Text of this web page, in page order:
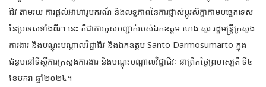
ជីវៈតាមរយៈការផ្តល់អាហារូបករណ៍ និងលទ្ធភាពនៃការផ្លាស់ប្តូរសិក្ខាកាមបច្ចេកទេស
នៃប្រទេសទាំងពីរ។ នេះ គឺជាការគូសបញ្ជាក់របស់ឯកឧត្តម ហេង សួរ រដ្ឋមន្ត្រីក្រសួង
ការងារ និងបណ្តុះបណ្តាលវិជ្ជាជីវ និងឯកឧត្តម Santo Darmosumarto ក្នុង
ជំនួបនៅទីស្តីការក្រសួងការងារ និងបណ្តុះបណ្តាលវិជ្ជាជីវៈ នាព្រឹកថ្ងៃព្រហស្បតិ៍ ទី៤
ខែមករា ឆ្នាំ២០២៤។